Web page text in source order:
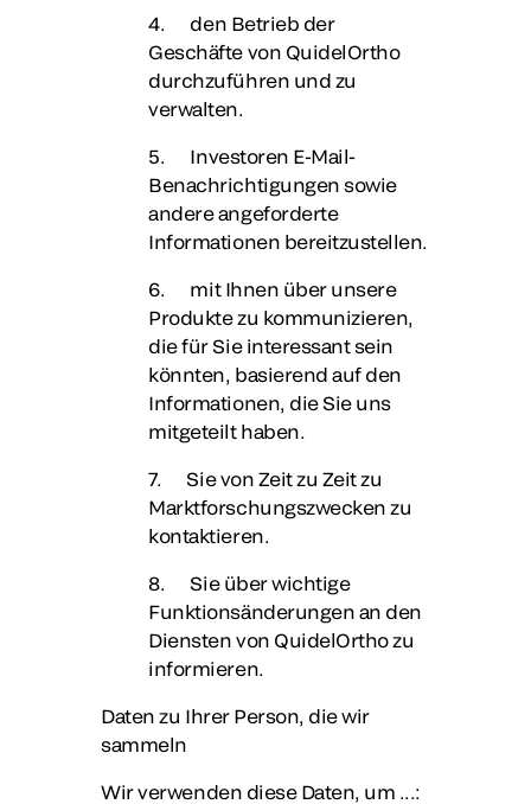
4. den Betrieb der
Geschäfte von QuidelOrtho
durchzuführen und zu
verwalten.
5. Investoren E-Mail-
Benachrichtigungen sowie
andere angeforderte
Informationen bereitzustellen.
6. mit Ihnen über unsere
Produkte zu kommunizieren,
die für Sie interessant sein
könnten, basierend auf den
Informationen, die Sie uns
mitgeteilt haben.
7. Sie von Zeit zu Zeit zu
Marktforschungszwecken zu
kontaktieren.
8. Sie über wichtige
Funktionsänderungen an den
Diensten von QuidelOrtho zu
informieren.
Daten zu Ihrer Person, die wir
sammeln
Wir verwenden diese Daten, um ...: